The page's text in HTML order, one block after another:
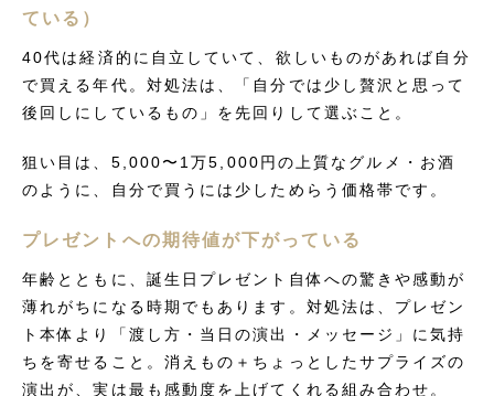
ている）
40代は経済的に自立していて、欲しいものがあれば自分
で買える年代。対処法は、「自分では少し贅沢と思って
後回しにしているもの」を先回りして選ぶこと。
狙い目は、5,000〜1万5,000円の上質なグルメ・お酒
のように、自分で買うには少しためらう価格帯です。
プレゼントへの期待値が下がっている
年齢とともに、誕生日プレゼント自体への驚きや感動が
薄れがちになる時期でもあります。対処法は、プレゼン
ト本体より「渡し方・当日の演出・メッセージ」に気持
ちを寄せること。消えもの＋ちょっとしたサプライズの
演出が、実は最も感動度を上げてくれる組み合わせ。